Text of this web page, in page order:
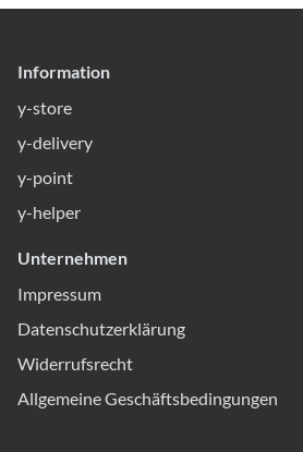
Information
y-store
y-delivery
y-point
y-helper
Unternehmen
Impressum
Datenschutzerklärung
Widerrufsrecht
Allgemeine Geschäftsbedingungen